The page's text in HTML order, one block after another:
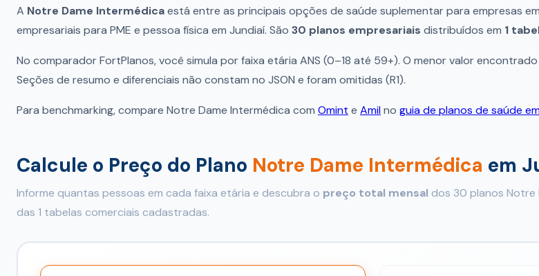
A Notre Dame Intermédicaestá entre as principais opções de saúde suplementar para empresas
empresariais para PME e pessoa física em Jundiaí. São 30 planos empresariais distribuídos em 1
No comparador FortPlanos, você simula por faixa etária ANS (0–18 até 59+). O menor valor
Seções de resumo e diferenciais não constam no JSON e foram omitidas (R1).
Para benchmarking, compare Notre Dame Intermédica com Omint e Amilno guia de planos de saúde
Calcule o Preço do Plano Notre Dame Intermédica em
Informe quantas pessoas em cada faixa etária e descubra o preço total mensal dos 30 planos Notre
das 1 tabelas comerciais cadastradas.